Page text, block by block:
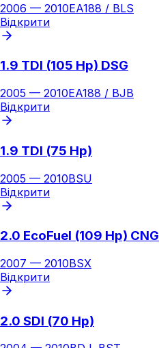
2006 — 2010EA188 / BLS
Відкрити
1.9 TDI (105 Hp) DSG
2005 — 2010EA188 / BJB
Відкрити
1.9 TDI (75 Hp)
2005 — 2010BSU
Відкрити
2.0 EcoFuel (109 Hp) CNG
2007 — 2010BSX
Відкрити
2.0 SDI (70 Hp)